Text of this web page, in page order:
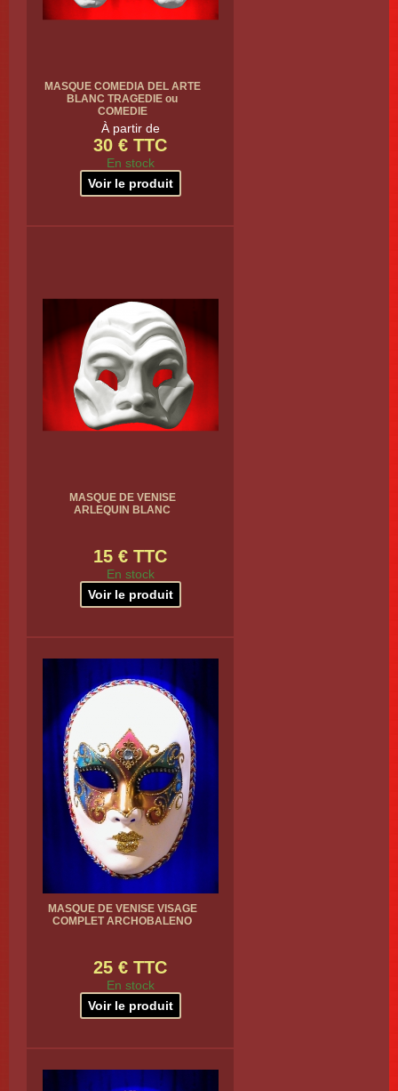
MASQUE COMEDIA DEL ARTE
BLANC TRAGEDIE ou
COMEDIE
À partir de
30 € TTC
En stock
Voir le produit
MASQUE DE VENISE
ARLEQUIN BLANC
15 € TTC
En stock
Voir le produit
MASQUE DE VENISE VISAGE
COMPLET ARCHOBALENO
25 € TTC
En stock
Voir le produit